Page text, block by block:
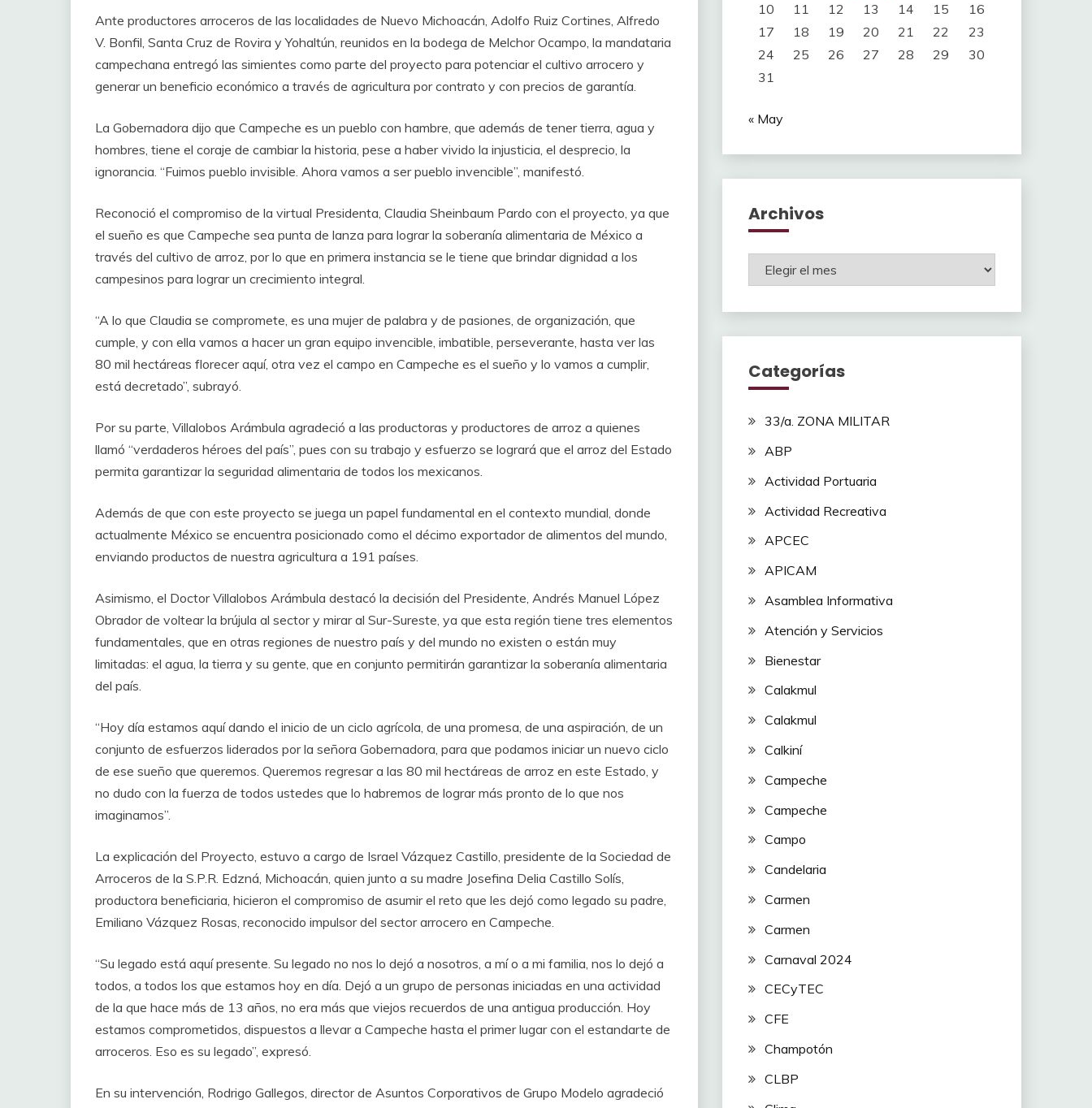
Ante productores arroceros de las localidades de Nuevo Michoacán, Adolfo Ruiz Cortines, Alfredo
V. Bonfil, Santa Cruz de Rovira y Yohaltún, reunidos en la bodega de Melchor Ocampo, la mandataria
campechana entregó las simientes como parte del proyecto para potenciar el cultivo arrocero y
generar un beneficio económico a través de agricultura por contrato y con precios de garantía.
La Gobernadora dijo que Campeche es un pueblo con hambre, que además de tener tierra, agua y
hombres, tiene el coraje de cambiar la historia, pese a haber vivido la injusticia, el desprecio, la
ignorancia. “Fuimos pueblo invisible. Ahora vamos a ser pueblo invencible”, manifestó.
Reconoció el compromiso de la virtual Presidenta, Claudia Sheinbaum Pardo con el proyecto, ya que
el sueño es que Campeche sea punta de lanza para lograr la soberanía alimentaria de México a
través del cultivo de arroz, por lo que en primera instancia se le tiene que brindar dignidad a los
campesinos para lograr un crecimiento integral.
“A lo que Claudia se compromete, es una mujer de palabra y de pasiones, de organización, que
cumple, y con ella vamos a hacer un gran equipo invencible, imbatible, perseverante, hasta ver las
80 mil hectáreas florecer aquí, otra vez el campo en Campeche es el sueño y lo vamos a cumplir,
está decretado”, subrayó.
Por su parte, Villalobos Arámbula agradeció a las productoras y productores de arroz a quienes
llamó “verdaderos héroes del país”, pues con su trabajo y esfuerzo se logrará que el arroz del Estado
permita garantizar la seguridad alimentaria de todos los mexicanos.
Además de que con este proyecto se juega un papel fundamental en el contexto mundial, donde
actualmente México se encuentra posicionado como el décimo exportador de alimentos del mundo,
enviando productos de nuestra agricultura a 191 países.
Asimismo, el Doctor Villalobos Arámbula destacó la decisión del Presidente, Andrés Manuel López
Obrador de voltear la brújula al sector y mirar al Sur-Sureste, ya que esta región tiene tres elementos
fundamentales, que en otras regiones de nuestro país y del mundo no existen o están muy
limitadas: el agua, la tierra y su gente, que en conjunto permitirán garantizar la soberanía alimentaria
del país.
“Hoy día estamos aquí dando el inicio de un ciclo agrícola, de una promesa, de una aspiración, de un
conjunto de esfuerzos liderados por la señora Gobernadora, para que podamos iniciar un nuevo ciclo
de ese sueño que queremos. Queremos regresar a las 80 mil hectáreas de arroz en este Estado, y
no dudo con la fuerza de todos ustedes que lo habremos de lograr más pronto de lo que nos
imaginamos”.
La explicación del Proyecto, estuvo a cargo de Israel Vázquez Castillo, presidente de la Sociedad de
Arroceros de la S.P.R. Edzná, Michoacán, quien junto a su madre Josefina Delia Castillo Solís,
productora beneficiaria, hicieron el compromiso de asumir el reto que les dejó como legado su padre,
Emiliano Vázquez Rosas, reconocido impulsor del sector arrocero en Campeche.
“Su legado está aquí presente. Su legado no nos lo dejó a nosotros, a mí o a mi familia, nos lo dejó a
todos, a todos los que estamos hoy en día. Dejó a un grupo de personas iniciadas en una actividad
de la que hace más de 13 años, no era más que viejos recuerdos de una antigua producción. Hoy
estamos comprometidos, dispuestos a llevar a Campeche hasta el primer lugar con el estandarte de
arroceros. Eso es su legado”, expresó.
En su intervención, Rodrigo Gallegos, director de Asuntos Corporativos de Grupo Modelo agradeció
10
11 12 13 14 15
16
17
18 19 20 21 22
23
24
25 26 27 28 29
30
31
« May
Archivos
Archivos
Categorías
33/a. ZONA MILITAR
ABP
Actividad Portuaria
Actividad Recreativa
APCEC
APICAM
Asamblea Informativa
Atención y Servicios
Bienestar
Calakmul
Calakmul
Calkiní
Campeche
Campeche
Campo
Candelaria
Carmen
Carmen
Carnaval 2024
CECyTEC
CFE
Champotón
CLBP